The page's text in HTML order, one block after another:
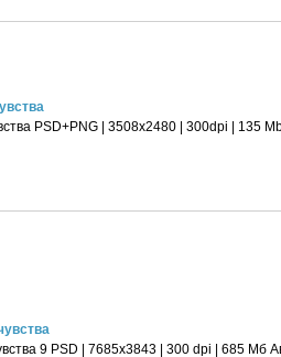
PSD+PNG | 3508x2480 | 300dpi | 135
9 PSD | 7685x3843 | 300 dpi | 685 Мб